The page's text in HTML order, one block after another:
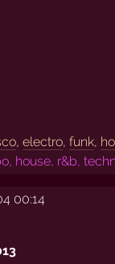
,electro,funk,
house, r&b,
00:14